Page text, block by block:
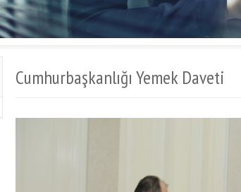
Cumhurbaşkanlığı Yemek Daveti